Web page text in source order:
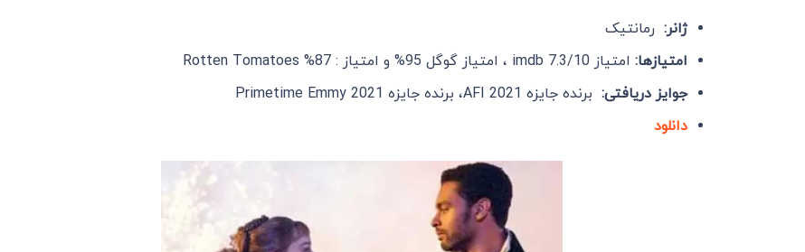
ژانر: رمانتیک
امتیازها: امتیاز imdb 7.3/10 ، امتیاز گوگل 95% و امتیاز : 87% Rotten Tomatoes
جوایز دریافتی: برنده جایزه AFI 2021، برنده جایزه Primetime Emmy 2021
دانلود